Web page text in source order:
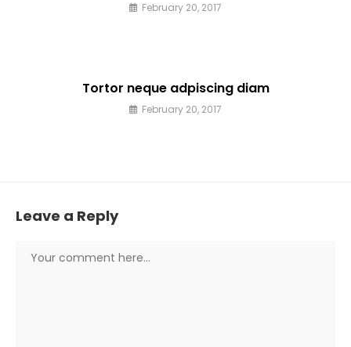
February 20, 2017
Tortor neque adpiscing diam
February 20, 2017
Leave a Reply
Comment